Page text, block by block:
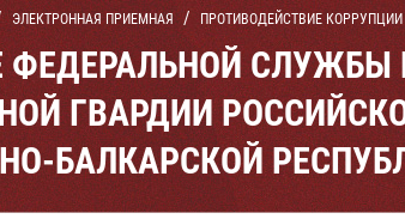
ЭЛЕКТРОННАЯ ПРИЕМНАЯ ПРОТИВОДЕЙСТВИЕ КОРРУПЦИИ
ФЕДЕРАЛЬНОЙ СЛУЖБЫ
ГВАРДИИ
БАЛКАРСКОЙ